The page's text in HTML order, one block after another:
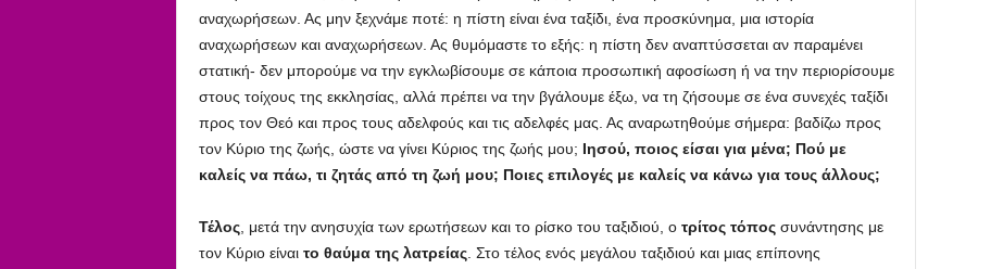
αναχωρήσεων. Ας μην ξεχνάμε ποτέ: η πίστη είναι ένα ταξίδι, ένα προσκύνημα, μια ιστορία
αναχωρήσεων και αναχωρήσεων. Ας θυμόμαστε το εξής: η πίστη δεν αναπτύσσεται αν παραμένει
στατική- δεν μπορούμε να την εγκλωβίσουμε σε κάποια προσωπική αφοσίωση ή να την περιορίσουμε
στους τοίχους της εκκλησίας, αλλά πρέπει να την βγάλουμε έξω, να τη ζήσουμε σε ένα συνεχές ταξίδι
προς τον Θεό και προς τους αδελφούς και τις αδελφές μας. Ας αναρωτηθούμε σήμερα: βαδίζω προς
τον Κύριο της ζωής, ώστε να γίνει Κύριος της ζωής μου; Ιησού, ποιος είσαι για μένα; Πού με
καλείς να πάω, τι ζητάς από τη ζωή μου; Ποιες επιλογές με καλείς να κάνω για τους άλλους;
Τέλος, μετά την ανησυχία των ερωτήσεων και το ρίσκο του ταξιδιού, ο τρίτος τόποςσυνάντησης με
τον Κύριο είναι το θαύμα της λατρείας. Στο τέλος ενός μεγάλου ταξιδιού και μιας επίπονης